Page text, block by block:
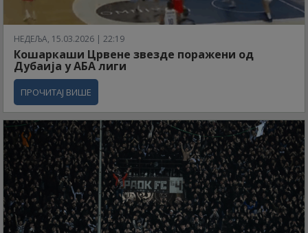
НЕДЕЉА, 15.03.2026 | 22:19
Кошаркаши Црвене звезде поражени од
Дубаија у АБА лиги
ПРОЧИТАЈ ВИШЕ